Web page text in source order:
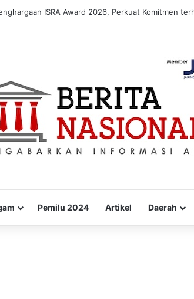
Inovasi Peduli Kesehatan Jiwa hingga Pelosok Desa
Pemilu 2024 Artikel Daerah